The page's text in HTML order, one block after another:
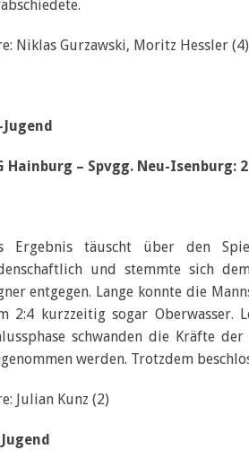
Niklas Gurzawski, Moritz Hessler
Jugend
Hainburg – Spvgg. Neu-Isenburg:
Ergebnis täuscht über den
und stemmte sich
entgegen. Lange konnte die
2:4 kurzzeitig sogar
schwanden die Kräfte
werden. Trotzdem
Julian Kunz (2)
Jugend